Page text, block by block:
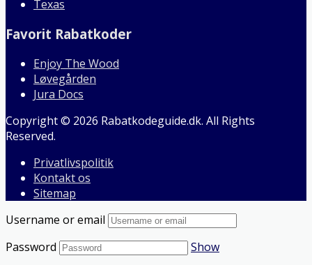
Texas
Favorit Rabatkoder
Enjoy The Wood
Løvegården
Jura Docs
Copyright © 2026 Rabatkodeguide.dk. All Rights
Reserved.
Privatlivspolitik
Kontakt os
Sitemap
Username or email
Password
Show